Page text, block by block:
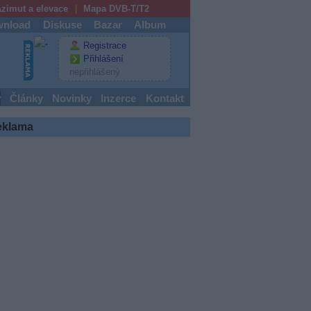
a elevace Mapa DVB-T/T2
Diskuse Bazar Album
Registrace
Přihlášení
nepřihlášený
Články Novinky Inzerce Kontakt